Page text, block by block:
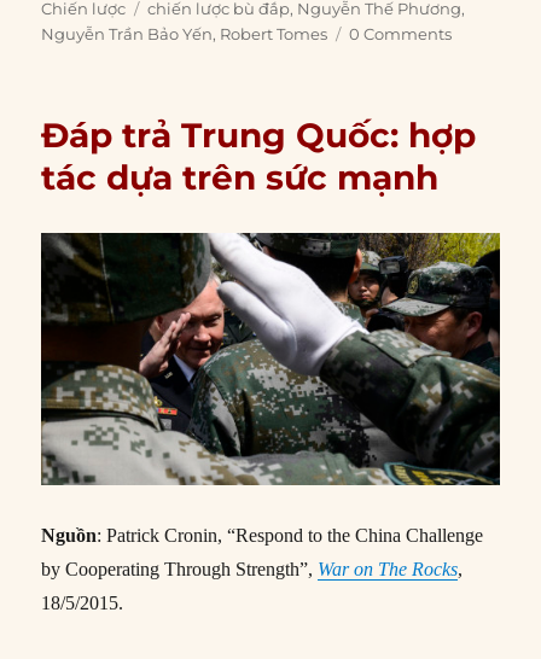
on
Chiến lược Tags
chiến lược bù đắp, Nguyễn Thế Phương,
Nguyễn Trần Bảo Yến, Robert Tomes 0 Comments
Đáp trả Trung Quốc: hợp
tác dựa trên sức mạnh
Nguồn: Patrick Cronin, “Respond to the China Challenge
by Cooperating Through Strength”, War on The Rocks,
18/5/2015.